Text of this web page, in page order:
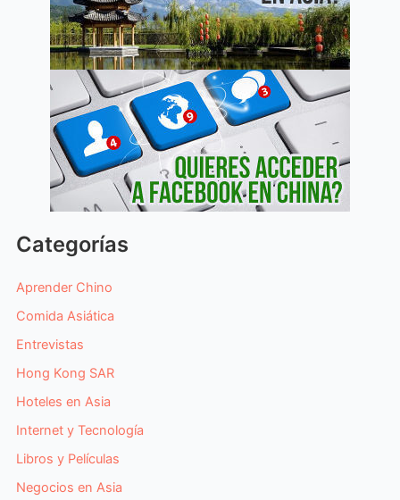
Categorías
Aprender Chino
Comida Asiática
Entrevistas
Hong Kong SAR
Hoteles en Asia
Internet y Tecnología
Libros y Películas
Negocios en Asia